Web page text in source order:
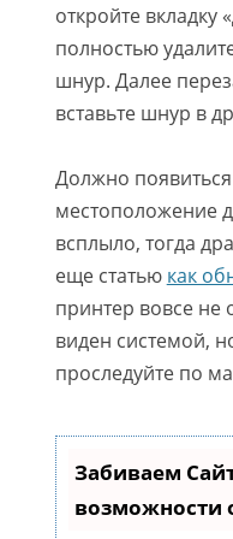
откройте
полностью
шнур. Далее
вставьте шнур в
Должно
местоположение
всплыло, тогда
еще статью как
принтер вовсе не
виден системой,
проследуйте по
Забиваем
возможности